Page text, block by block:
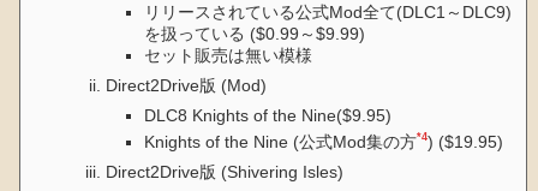
リリースされている公式Mod全て(DLC1～DLC9)
を扱っている ($0.99～$9.99)
セット販売は無い模様
Direct2Drive版 (Mod)
DLC8 Knights of the Nine($9.95)
Knights of the Nine (公式Mod集の方*4) ($19.95)
Direct2Drive版 (Shivering Isles)